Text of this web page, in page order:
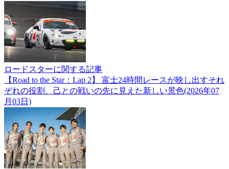
ロードスターに関する記事
【Road to the Star：Lap 2】 富士24時間レースが映し出すそれ
ぞれの役割、己との戦いの先に見えた新しい景色(2026年07
月03日)